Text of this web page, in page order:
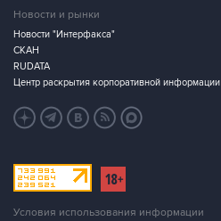
Новости и рынки
Новости "Интерфакса"
СКАН
RUDATA
Центр раскрытия корпоративной информации
Условия использования информации